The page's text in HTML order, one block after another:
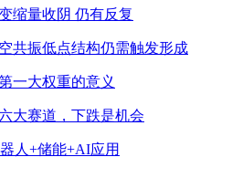
缩量收阴 仍有反复
共振低点结构仍需触发形成
一大权重的意义
大赛道，下跌是机会
人+储能+AI应用